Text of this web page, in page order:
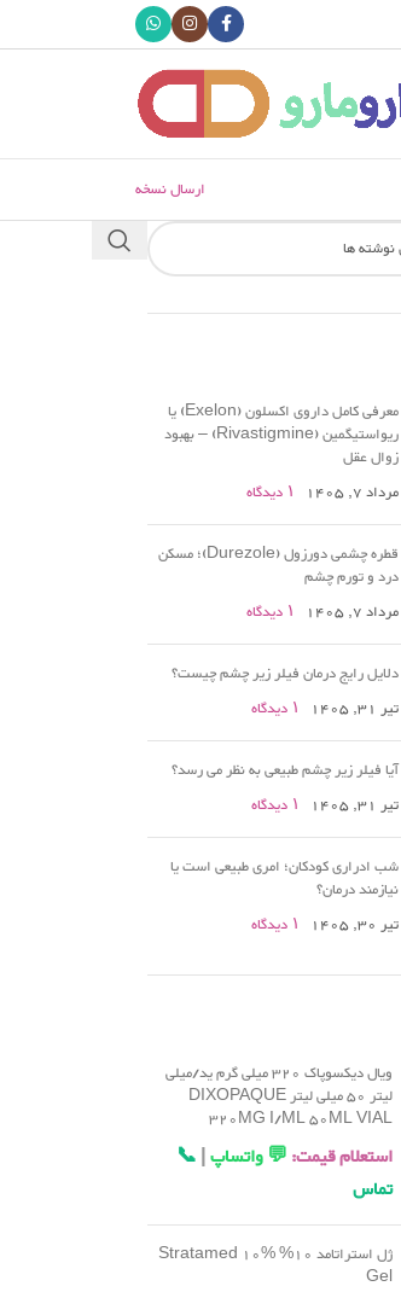
ارسال نسخه
معرفی کامل داروی اکسلون (Exelon) یا
ریواستیگمین (Rivastigmine) – بهبود
زوال عقل
مرداد 7, 1405
۱ دیدگاه
قطره چشمی دورزول (Durezole)؛ مسکن
درد و تورم چشم
مرداد 7, 1405
۱ دیدگاه
دلایل رایج درمان فیلر زیر چشم چیست؟
تیر 31, 1405
۱ دیدگاه
آیا فیلر زیر چشم طبیعی به نظر می رسد؟
تیر 31, 1405
۱ دیدگاه
شب ادراری کودکان؛ امری طبیعی است یا
نیازمند درمان؟
تیر 30, 1405
۱ دیدگاه
ویال دیکسوپاک 320 میلی گرم ید/میلی
لیتر 50 میلی لیتر DIXOPAQUE
320MG I/ML 50ML VIAL
استعلام قیمت:💬 واتساپ|
📞
تماس
ژل استراتامد 10% Stratamed 10%
Gel